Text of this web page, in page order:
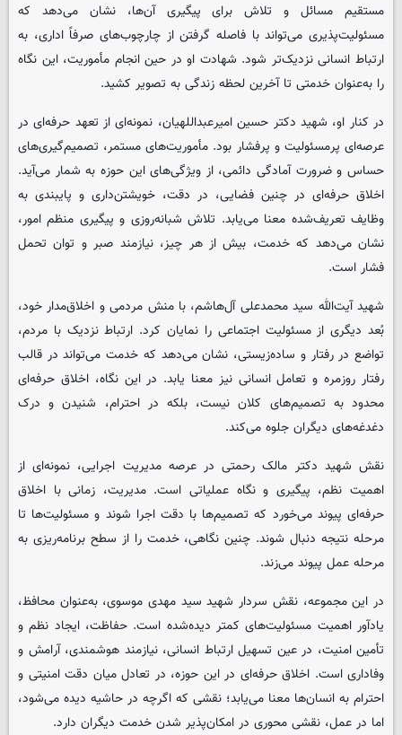
مستقیم مسائل و تلاش برای پیگیری آن‌ها، نشان می‌دهد که
مسئولیت‌پذیری می‌تواند با فاصله گرفتن از چارچوب‌های صرفاً اداری، به
ارتباط انسانی نزدیک‌تر شود. شهادت او در حین انجام مأموریت، این نگاه
را به‌عنوان خدمتی تا آخرین لحظه زندگی به تصویر کشید.
در کنار او، شهید دکتر حسین امیرعبداللهیان، نمونه‌ای از تعهد حرفه‌ای در
عرصه‌ای پرمسئولیت و پرفشار بود. مأموریت‌های مستمر، تصمیم‌گیری‌های
حساس و ضرورت آمادگی دائمی، از ویژگی‌های این حوزه به شمار می‌آید.
اخلاق حرفه‌ای در چنین فضایی، در دقت، خویشتن‌داری و پایبندی به
وظایف تعریف‌شده معنا می‌یابد. تلاش شبانه‌روزی و پیگیری منظم امور،
نشان می‌دهد که خدمت، بیش از هر چیز، نیازمند صبر و توان تحمل
فشار است.
شهید آیت‌الله سید محمدعلی آل‌هاشم، با منش مردمی و اخلاق‌مدار خود،
بُعد دیگری از مسئولیت اجتماعی را نمایان کرد. ارتباط نزدیک با مردم،
تواضع در رفتار و ساده‌زیستی، نشان می‌دهد که خدمت می‌تواند در قالب
رفتار روزمره و تعامل انسانی نیز معنا یابد. در این نگاه، اخلاق حرفه‌ای
محدود به تصمیم‌های کلان نیست، بلکه در احترام، شنیدن و درک
دغدغه‌های دیگران جلوه می‌کند.
نقش شهید دکتر مالک رحمتی در عرصه مدیریت اجرایی، نمونه‌ای از
اهمیت نظم، پیگیری و نگاه عملیاتی است. مدیریت، زمانی با اخلاق
حرفه‌ای پیوند می‌خورد که تصمیم‌ها با دقت اجرا شوند و مسئولیت‌ها تا
مرحله نتیجه دنبال شوند. چنین نگاهی، خدمت را از سطح برنامه‌ریزی به
مرحله عمل پیوند می‌زند.
در این مجموعه، نقش سردار شهید سید مهدی موسوی، به‌عنوان محافظ،
یادآور اهمیت مسئولیت‌های کمتر دیده‌شده است. حفاظت، ایجاد نظم و
تأمین امنیت، در عین تسهیل ارتباط انسانی، نیازمند هوشمندی، آرامش و
وفاداری است. اخلاق حرفه‌ای در این حوزه، در تعادل میان دقت امنیتی و
احترام به انسان‌ها معنا می‌یابد؛ نقشی که اگرچه در حاشیه دیده می‌شود،
اما در عمل، نقشی محوری در امکان‌پذیر شدن خدمت دیگران دارد.